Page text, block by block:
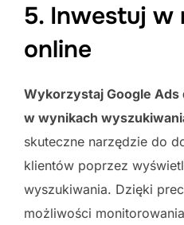
5. Inwestuj w
online
Wykorzystaj Google
w wynikach
skuteczne narzędzie do
klientów poprzez
wyszukiwania. Dzięki
możliwości